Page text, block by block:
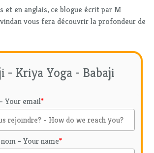
et en anglais, ce blogue écrit par M
vous fera découvrir la profondeur de
- Kriya Yoga - Babaji
Your email*
- Your name*